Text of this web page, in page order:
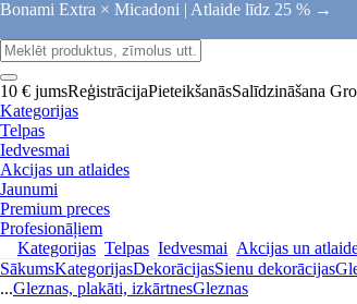
Bonami Extra × Micadoni | Atlaide līdz 25 % →
10 € jumsReģistrācijaPieteikšanāsSalīdzināšana
Kategorijas
Telpas
Iedvesmai
Akcijas un atlaides
Jaunumi
Premium preces
Profesionāļiem
Kategorijas Telpas Iedvesmai Akcijas un
SākumsKategorijasDekorācijasSienu dekorācijas
...Gleznas, plakāti, izkārtnesGleznas